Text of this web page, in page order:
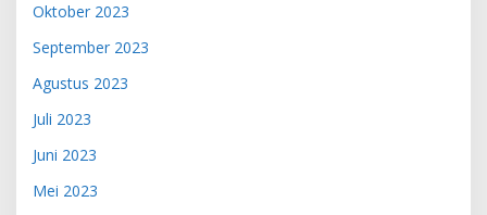
Oktober 2023
September 2023
Agustus 2023
Juli 2023
Juni 2023
Mei 2023